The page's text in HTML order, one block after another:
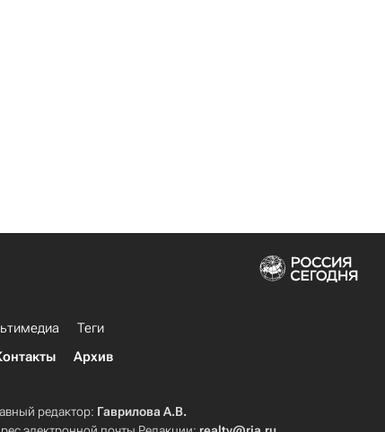
Теги
Архив
редактор: Гаврилова А.В.